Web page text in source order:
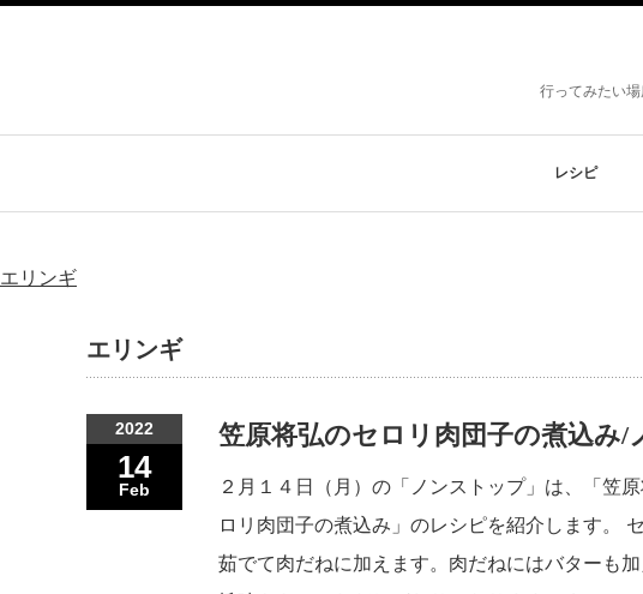
行ってみたい
レシピ
エリンギ
エリンギ
2022
14
Feb
笠原将弘のセロリ肉団子の煮込み/
２月１４日（月）の「ノンストップ」は、「笠
ロリ肉団子の煮込み」のレシピを紹介します。
茹でて肉だねに加えます。肉だねにはバターも